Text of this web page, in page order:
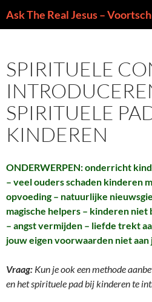
naar
SPIRITUELE
SPIRITUELE
KINDEREN
ONDERWERPEN: onderricht
– veel ouders schaden kinderen
opvoeding – natuurlijke
magische helpers – kinderen niet
– angst vermijden – liefde trekt
jouw eigen voorwaarden niet
Vraag: Kun je ook een methode
en het spirituele pad bij kinderen te